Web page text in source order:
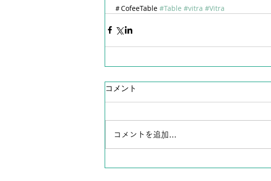
＃CofeeTable #Table #vitra #Vitra
コメント
コメントを追加…